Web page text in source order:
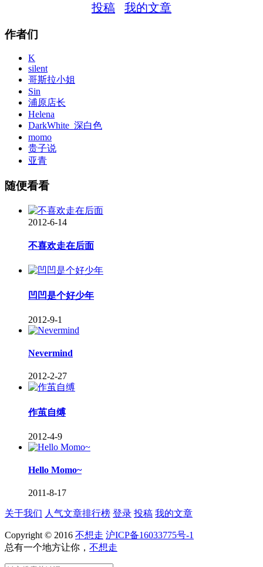
投稿 我的文章
作者们
K
silent
哥斯拉小姐
Sin
浦原店长
Helena
DarkWhite_深白色
momo
贵子说
亚青
随便看看
2012-6-14
不喜欢走在后面
凹凹是个好少年
2012-9-1
Nevermind
2012-2-27
作茧自缚
2012-4-9
Hello Momo~
2011-8-17
关于我们 人气文章排行榜 登录 投稿 我的文章
Copyright © 2016 不想走 沪ICP备16033775号-1
总有一个地方让你， 不想走